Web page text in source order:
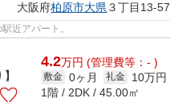
大阪府柏原市大県 ３丁目13-57
近アパート。
4.2万円 (管理費等：- )
敷金 0ヶ月 礼金
10万円
1階 / 2DK / 45.00㎡